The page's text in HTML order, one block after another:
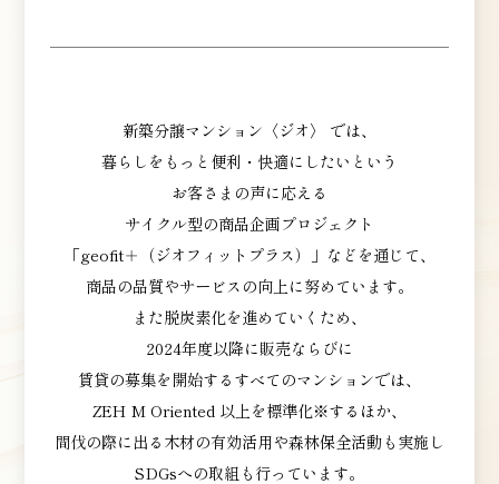
新築分譲マンション〈ジオ〉 では、
暮らしをもっと便利・快適にしたいという
お客さまの声に応える
サイクル型の商品企画プロジェクト
「geofit＋（ジオフィットプラス）」などを通じて、
商品の品質やサービスの向上に努めています。
また脱炭素化を進めていくため、
2024年度以降に販売ならびに
賃貸の募集を開始するすべてのマンションでは、
ZEH M Oriented 以上を標準化※するほか、
間伐の際に出る木材の有効活用や森林保全活動も実施し
SDGsへの取組も行っています。